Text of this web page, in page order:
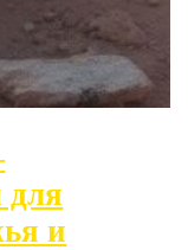
для
и